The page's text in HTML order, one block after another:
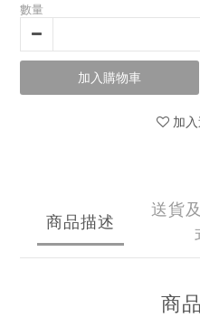
數量
加入購物車
加
商品描述
送貨
商